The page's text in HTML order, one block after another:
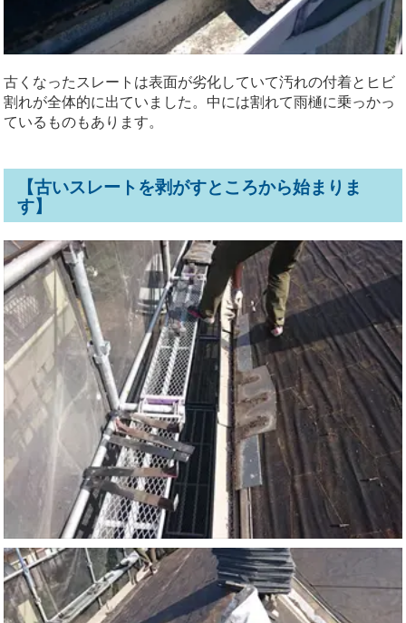
古くなったスレートは表面が劣化していて汚れの付着とヒビ
割れが全体的に出ていました。中には割れて雨樋に乗っかっ
ているものもあります。
【古いスレートを剥がすところから始まりま
す】